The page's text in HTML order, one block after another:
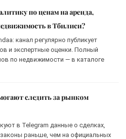
по ценам на аренда,
в Тбилиси?
канал регулярно публикует
и экспертные оценки. Полный
по недвижимости — в каталоге
следить за рынком
в Telegram данные о сделках,
раньше, чем на официальных